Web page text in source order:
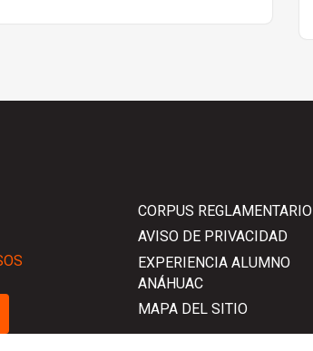
CORPUS REGLAMENTARIO
AVISO DE PRIVACIDAD
EXPERIENCIA ALUMNO
ANÁHUAC
MAPA DEL SITIO